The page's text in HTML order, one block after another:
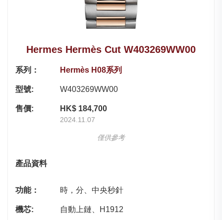
Hermes Hermès Cut W403269WW00
系列： Hermès H08系列
型號: W403269WW00
售價: HK$ 184,700
2024.11.07
僅供參考
產品資料
功能： 時，分、中央秒針
機芯: 自動上鏈、H1912